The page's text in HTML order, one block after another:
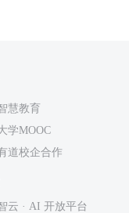
慧教育
学MOOC
道校企合作
云 · AI 开放平台